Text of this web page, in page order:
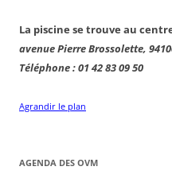
La piscine se trouve au
avenue Pierre Brossolette,
Téléphone : 01 42 83 09 50
Agrandir le plan
AGENDA DES OVM